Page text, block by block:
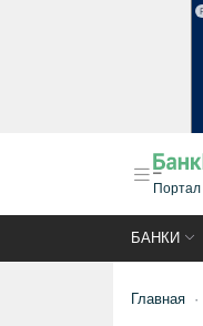
Портал
БАНКИ
Главная